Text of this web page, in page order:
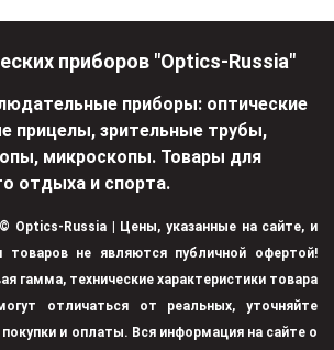
приборов "Optics-Russia"
приборы: оптические
прицелы, зрительные трубы,
микроскопы. Товары для
отдыха и спорта.
Optics-Russia | Цены, указанные на сайте, и
товаров не являются публичной офертой!
гамма, технические характеристики товара
отличаться от реальных, уточняйте
и оплаты. Вся информация на сайте о